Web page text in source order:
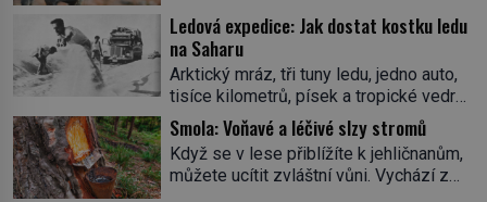
skrývá směs s názvem lučavka
královská. Svůj přídomek nemá pro nic
za nic, […]
jediného zástupce zvířecí říše – kabara
pižmového. V Evropě ho jako první
popíše švédský botanik Carl Linné
(1707–1778), jenže v Asii o něm ví už
celá staletí. Zvíře připomíná jelena,
v kohoutku dosahuje […]
Ledová expedice: Jak dostat kostku ledu
na Saharu
Arktický mráz, tři tuny ledu, jedno auto,
tisíce kilometrů, písek a tropické vedro.
To je ve zkratce zdánlivě nesplnitelná
výzva, která se promění v úžasné
dobrodružství a důkaz, že nic není
nemožné. Vše začíná na podzim 1958
Smola: Voňavé a léčivé slzy stromů
Když se v lese přiblížíte k jehličnanům,
můžete ucítit zvláštní vůni. Vychází z